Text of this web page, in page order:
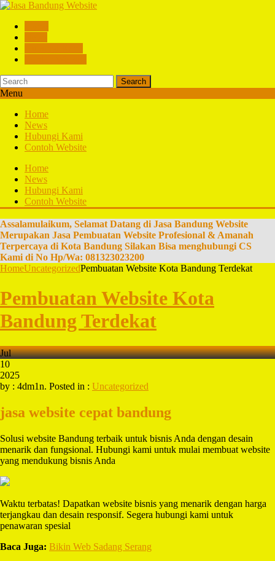
Search
Menu
Home
News
Hubungi Kami
Contoh Website
Home
News
Hubungi Kami
Contoh Website
Assalamulaikum, Selamat Datang di Jasa Bandung Website
Merupakan Jasa Pembuatan Website Profesional & Amanah
Terpercaya di Kota Bandung Silakan Bisa menghubungi CS
Kami di No Hp/Wa: 081323023200
HomeUncategorizedPembuatan Website Kota Bandung Terdekat
Pembuatan Website Kota
Bandung Terdekat
Jul
10
2025
by : 4dm1n. Posted in : Uncategorized
jasa website cepat bandung
Solusi website Bandung terbaik untuk bisnis Anda dengan desain
menarik dan fungsional. Hubungi kami untuk mulai membuat website
yang mendukung bisnis Anda
Waktu terbatas! Dapatkan website bisnis yang menarik dengan harga
terjangkau dan desain responsif. Segera hubungi kami untuk
penawaran spesial
Baca Juga: Bikin Web Sadang Serang